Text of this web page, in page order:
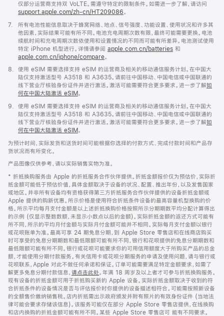
仅部分运营商支持双 VoLTE。需遵守特定的限制条件。如需进一步了解，请访问
support.apple.com/zh-cn/HT209086。
脚
7.
所有电池性能信息取决于蜂窝网络、地点、信号强度、功能设置、使用状况和许多其
他因素，实际结果可能有所不同。电池充电周期次数有限，最终可能需要更换。电池
续航时间和充电周期次数依使用和设置情况的不同而可能有所差异。电池测试使用
特定 iPhone 机型进行。详情请参阅 apple.com.cn/batteries 和
apple.com.cn/iphone/compare。
脚
8.
使用 eSIM 需要选择支持 eSIM 的运营商及相关的移动通信服务计划。在中国大
陆仅支持激活型号 A3518 和 A3635。请前往中国移动、中国电信或中国联通的
线下营业厅核验身份证件并进行激活。激活可能需要符合更多要求。进一步了解如
何在中国大陆激活 eSIM。
脚
9.
使用 eSIM 需要选择支持 eSIM 的运营商及相关的移动通信服务计划。在中国大
陆仅支持激活型号 A3518 和 A3635。请前往中国移动、中国电信或中国联通的
线下营业厅核验身份证件并进行激活。激活可能需要符合更多要求。进一步了解如
何在中国大陆激活 eSIM。
为预计时间，实际发货和送货时间可能根据你选择的付款方式、完成付款时间和产品存
货状况而有所变化。
产品图像仅供参考，请以实际销售实物为准。
* 折抵换购服务由 Apple 的折抵服务合作伙伴提供。折抵金额报价仅为预估价，实际折
抵金额可能低于预估价值，具体金额取决于设备的状况、配置、推出年份，以及发售国家
或地区。并非所有设备均有资格获得第三方折抵服务合作伙伴提供的设备折抵金额或
Apple 提供的购新优惠。所示价格是使用符合折抵条件设备的最高容量机型换购的价
格。所示平均每月支付金额是以上述折抵换购价格按照所示分期期数平均分配计算得出
的示例 (仅显示整数数额，未显示小数点以后的金额)。实际折抵金额的返还方式可能有
所不同，所示的平均月付金额与实际月付金额可能并不相同。实际每月支付金额以银行
或花呗账单为准。最高可享 24 期免息分期，到 Apple Store 零售店和在线商店购买
时可享受的免息分期期数和最低限额可能有所不同，银行和花呗提供的免息分期期数和
最低限额可能有所不同。银行或花呗可能要求你的可用信用额度大于所购买产品的总金
额，才能使用分期付款服务。有关信用卡或花呗分期服务的申请及使用问题，请与银行或
花呗联系，Apple 对此不做任何承诺和保证。订单可能需要满足特定金额要求，如需了
解更多免息分期付款信息， 请点击此处。年满 18 周岁及以上者才可参与折抵换购服务。
现有设备的折抵金额可用于折抵购买新的 Apple 设备。实际折抵金额取决于收到的符
合折抵条件的设备情况是否与评估报价时你提供的设备描述相符合。可能需按照新设备
的全额售价缴纳销售税。店内折抵需出示政府颁发并附有照片的有效身份证件 (当地法
律可能会要求存储该信息)。该服务可能仅在部分 Apple Store 零售店提供，在线换购
和店内换购的折抵金额可能有所不同。某些 Apple Store 零售店可 能有不同要求。